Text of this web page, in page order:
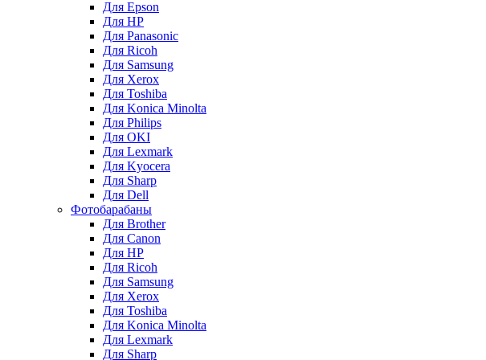
Для Epson
Для HP
Для Panasonic
Для Ricoh
Для Samsung
Для Xerox
Для Toshiba
Для Konica Minolta
Для Philips
Для OKI
Для Lexmark
Для Kyocera
Для Sharp
Для Dell
Фотобарабаны
Для Brother
Для Canon
Для HP
Для Ricoh
Для Samsung
Для Xerox
Для Toshiba
Для Konica Minolta
Для Lexmark
Для Sharp